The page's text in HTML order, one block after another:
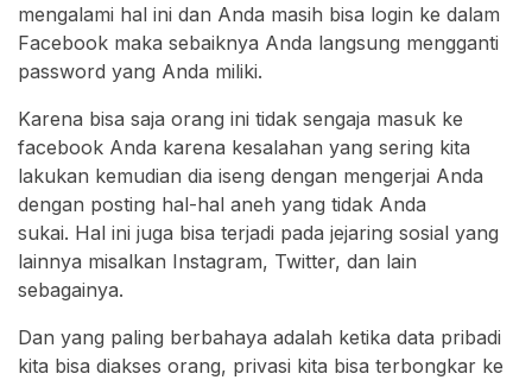
mengalami hal ini dan Anda masih bisa login ke dalam
Facebook maka sebaiknya Anda langsung mengganti
password yang Anda miliki.
Karena bisa saja orang ini tidak sengaja masuk ke
facebook Anda karena kesalahan yang sering kita
lakukan kemudian dia iseng dengan mengerjai Anda
dengan posting hal-hal aneh yang tidak Anda
sukai. Hal ini juga bisa terjadi pada jejaring sosial yang
lainnya misalkan Instagram, Twitter, dan lain
sebagainya.
Dan yang paling berbahaya adalah ketika data pribadi
kita bisa diakses orang, privasi kita bisa terbongkar ke